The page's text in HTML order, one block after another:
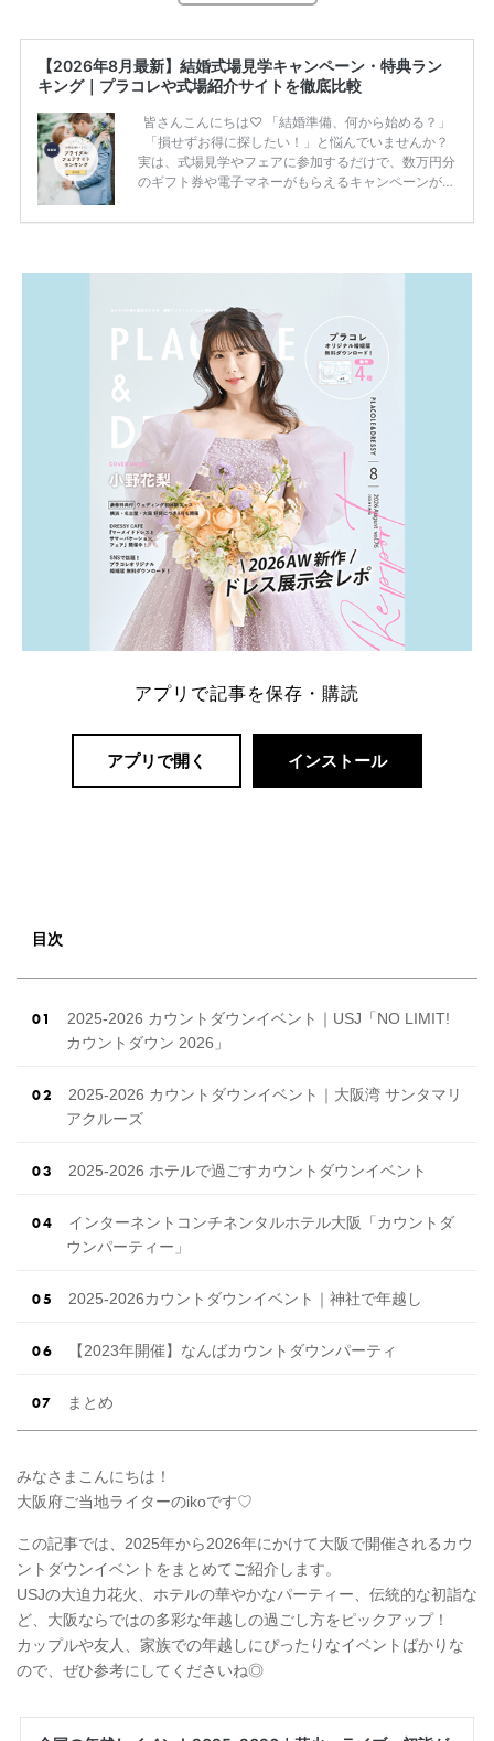
【2026年8月最新】結婚式場見学キャンペーン・特典ラン
キング｜プラコレや式場紹介サイトを徹底比較
皆さんこんにちは♡ 「結婚準備、何から始める？」
「損せずお得に探したい！」と悩んでいませんか？
実は、式場見学やフェアに参加するだけで、数万円分
のギフト券や電子マネーがもらえるキャンペーンがあ
ため、比較せずに選ぶと損をしてしまうことも……。
一番お得？」「プラコレの特典は？」といった疑問も
解決します。 まずは診断で候補を絞れる「ウェディ
ング診断」か、体験型 […]続きを読む
アプリで記事を保存・購読
アプリで開く インストール
目次
2025-2026 カウントダウンイベント｜USJ「NO LIMIT!
カウントダウン 2026」
2025-2026 カウントダウンイベント｜大阪湾 サンタマリ
アクルーズ
2025-2026 ホテルで過ごすカウントダウンイベント
インターネントコンチネンタルホテル大阪「カウントダ
ウンパーティー」
2025-2026カウントダウンイベント｜神社で年越し
【2023年開催】なんばカウントダウンパーティ
まとめ
みなさまこんにちは！
大阪府ご当地ライターのikoです♡
この記事では、2025年から2026年にかけて大阪で開催されるカウ
ントダウンイベントをまとめてご紹介します。
USJの大迫力花火、ホテルの華やかなパーティー、伝統的な初詣な
ど、大阪ならではの多彩な年越しの過ごし方をピックアップ！
カップルや友人、家族での年越しにぴったりなイベントばかりな
ので、ぜひ参考にしてくださいね◎